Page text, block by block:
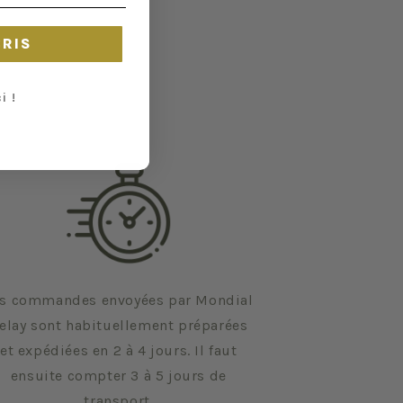
commandes envoyées par Mondial
sont habituellement préparées
et expédiées en 2 à 4 jours. Il faut
ensuite compter 3 à 5 jours de
!